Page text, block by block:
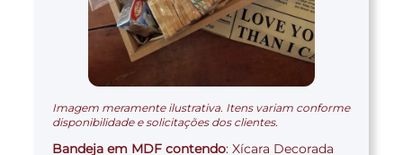
Imagem meramente ilustrativa. Itens variam conforme
disponibilidade e solicitações dos clientes.
Bandeja em MDF contendo: Xícara Decorada